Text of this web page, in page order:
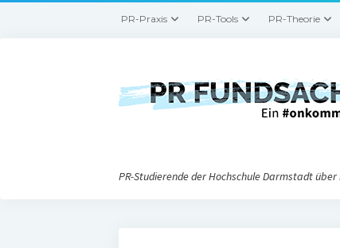
PR-Praxis PR-Tools PR-Theorie
PR-Studierende der Hochschule Darmstadt